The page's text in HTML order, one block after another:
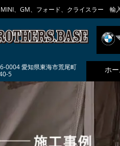
、GM、フォード、クライスラー 輸
0004 愛知県東海市荒尾町
5
ホ